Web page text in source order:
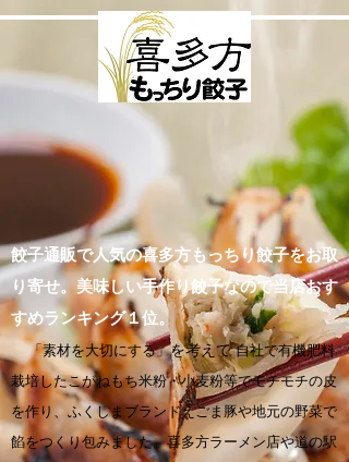
餃子通販で人気の喜多方もっちり餃子をお取
り寄せ。美味しい手作り餃子なので当店おす
すめランキング１位。
「素材を大切にする」を考えて自社で有機肥料
栽培したこがねもち米粉・小麦粉等でモチモチの皮
を作り、ふくしまブランドえごま豚や地元の野菜で
餡をつくり包みました。喜多方ラーメン店や道の駅